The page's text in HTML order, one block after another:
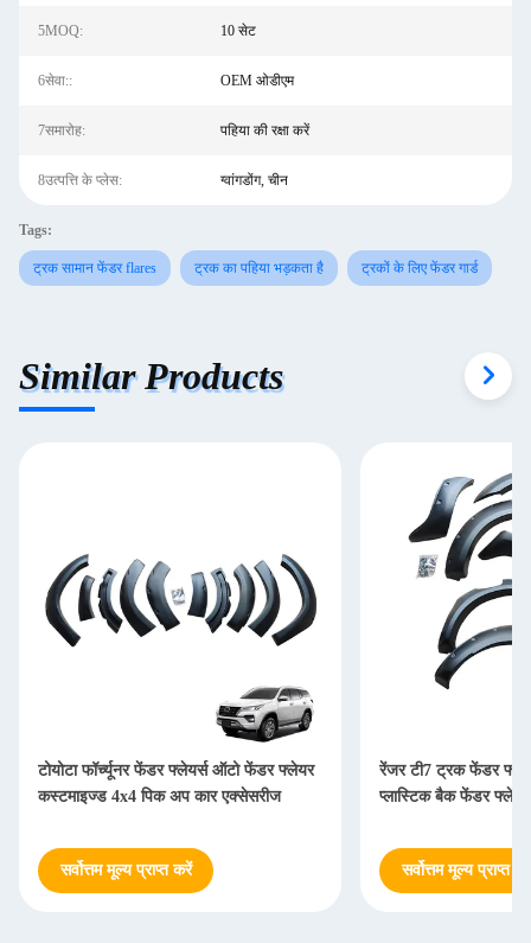
5MOQ: 10 सेट
6सेवा:: OEM ओडीएम
7समारोह: पहिया की रक्षा करें
8उत्पत्ति के प्लेस: ग्वांगडोंग, चीन
Tags:
ट्रक सामान फेंडर flares ट्रक का पहिया भड़कता है ट्रकों के लिए फेंडर गार्ड
Similar Products
टोयोटा फॉर्च्यूनर फेंडर फ्लेयर्स ऑटो फेंडर फ्लेयर
कस्टमाइज्ड 4x4 पिक अप कार एक्सेसरीज
सर्वोत्तम मूल्य प्राप्त करें
रेंजर टी7 ट्रक फेंडर
प्लास्टिक बैक फेंडर
सर्वोत्तम मूल्य प्राप्त